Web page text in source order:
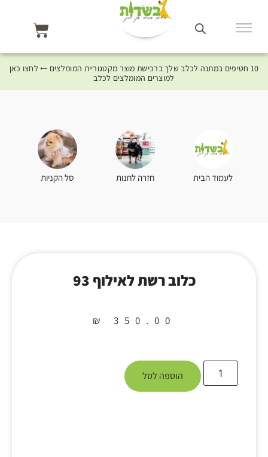
10 חטיפים במתנה לכלב שלך ברכישת מוצר מקטגוריית המומלצים ⤎ לחצו כאן
למוצרים המומלצים לכלב
לעמוד הבית חזרה לחנות סל הקניות
כלוב רשת לאילוף 93
₪ 350.00
הוספה לסל